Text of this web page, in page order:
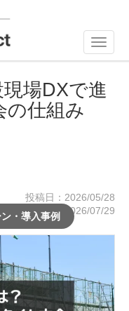
場DXで進
の仕組み
投稿日：2026/05/28
更新日：2026/07/29
・導入事例